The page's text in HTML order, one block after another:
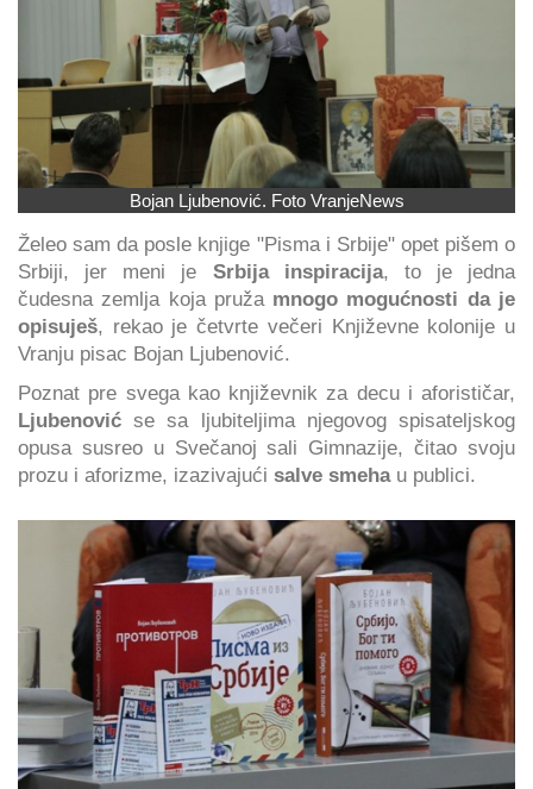
Bojan Ljubenović. Foto VranjeNews
Želeo sam da posle knjige "Pisma i Srbije" opet pišem o
Srbiji, jer meni je Srbija inspiracija, to je jedna
čudesna zemlja koja pruža mnogo mogućnosti da je
opisuješ, rekao je četvrte večeri Književne kolonije u
Vranju pisac Bojan Ljubenović.
Poznat pre svega kao književnik za decu i aforističar,
Ljubenović se sa ljubiteljima njegovog spisateljskog
opusa susreo u Svečanoj sali Gimnazije, čitao svoju
prozu i aforizme, izazivajući salve smehau publici.